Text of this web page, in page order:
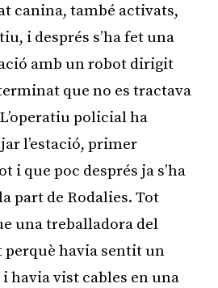
canina, també activats,
i després s’ha fet una
amb un robot dirigit
que no es tractava
policial ha
l’estació, primer
i que poc després ja s’ha
part de Rodalies. Tot
una treballadora del
perquè havia sentit un
havia vist cables en una